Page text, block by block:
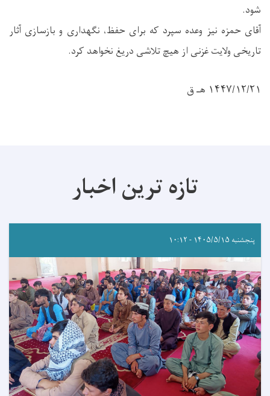
شود.
آقای حمزه نیز وعده سپرد که برای حفظ، نگهداری و بازسازی آثار
تاریخی ولایت غزنی از هیچ تلاشی دریغ نخواهد کرد.
۱۴۴۷/۱۲/۲۱ هـ ق
تازه ترین اخبار
پنجشنبه ۱۴۰۵/۵/۱۵ - ۱۰:۱۲